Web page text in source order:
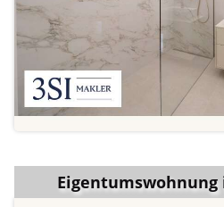
Eigentumswohnung